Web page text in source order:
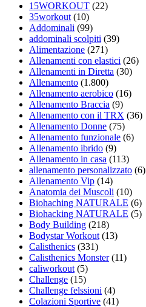
15WORKOUT (22)
35workout(10)
Addominali (99)
addominali scolpiti (39)
Alimentazione (271)
Allenamenti con elastici (26)
Allenamenti in Diretta (30)
Allenamento (1.800)
Allenamento aerobico (16)
Allenamento Braccia (9)
Allenamento con il TRX (36)
Allenamento Donne (75)
Allenamento funzionale (6)
Allenamento ibrido (9)
Allenamento in casa (113)
allenamento personalizzato (6)
Allenamento Vip (14)
Anatomia dei Muscoli (10)
Biohaching NATURALE (6)
Biohacking NATURALE (5)
Body Building (218)
Bodystar Workout(13)
Calisthenics (331)
Calisthenics Monster(11)
caliworkout(5)
Challenge (15)
Challenge felssioni (4)
Colazioni Sportive (41)